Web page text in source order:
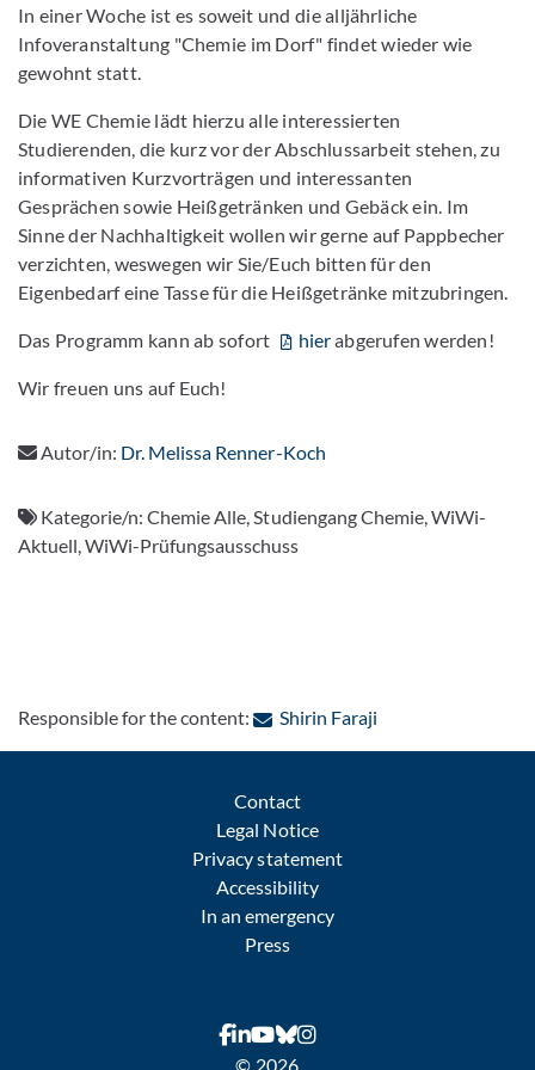
In einer Woche ist es soweit und die alljährliche
Infoveranstaltung "Chemie im Dorf" findet wieder wie
gewohnt statt.
Die WE Chemie lädt hierzu alle interessierten
Studierenden, die kurz vor der Abschlussarbeit stehen, zu
informativen Kurzvorträgen und interessanten
Gesprächen sowie Heißgetränken und Gebäck ein. Im
Sinne der Nachhaltigkeit wollen wir gerne auf Pappbecher
verzichten, weswegen wir Sie/Euch bitten für den
Eigenbedarf eine Tasse für die Heißgetränke mitzubringen.
Das Programm kann ab sofort hierabgerufen werden!
Wir freuen uns auf Euch!
Autor/in: Dr. Melissa Renner-Koch
Kategorie/n:Chemie Alle, Studiengang Chemie, WiWi-
Aktuell, WiWi-Prüfungsausschuss
Responsible for the content: Shirin Faraji: Contact by e-mail
Contact
Legal Notice
Privacy statement
Accessibility
In an emergency
Press
© 2026